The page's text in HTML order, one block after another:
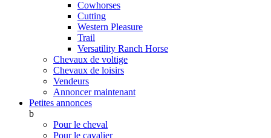
Cowhorses
Cutting
Western Pleasure
Trail
Versatility Ranch Horse
Chevaux de voltige
Chevaux de loisirs
Vendeurs
Annoncer maintenant
Petites annonces
b
Pour le cheval
Pour le cavalier